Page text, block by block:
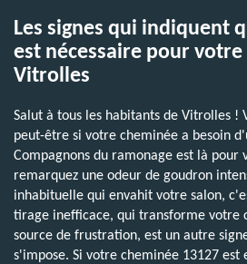
Les signes qui indiquent
est nécessaire pour
Vitrolles
Salut à tous les habitants de Vitrolles !
peut-être si votre cheminée a besoin
Compagnons du ramonage est là pour
remarquez une odeur de goudron
inhabituelle qui envahit votre salon,
tirage inefficace, qui transforme votre
source de frustration, est un autre
s'impose. Si votre cheminée 13127 est